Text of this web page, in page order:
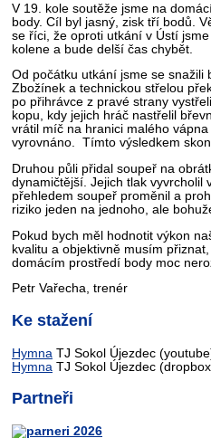
V 19. kole soutěže jsme na
body. Cíl byl jasný, zisk tří bodů.
se říci, že oproti utkání v Ústí
kolene a bude delší čas chybět.
Od počátku utkání jsme se snažili
Zbožínek a technickou střelou
po přihrávce z pravé strany
kopu, kdy jejich hráč nastřelil
vrátil míč na hranici malého
vyrovnáno. Tímto výsledkem
Druhou půli přidal soupeř na
dynamičtější. Jejich tlak vyvrcholil
přehledem soupeř proměnil a
riziko jeden na jednoho, ale
Pokud bych měl hodnotit výkon
kvalitu a objektivně musím
domácím prostředí body moc
Petr Vařecha, trenér
Ke stažení
Hymna TJ Sokol Újezdec
Hymna TJ Sokol Újezdec
Partneři